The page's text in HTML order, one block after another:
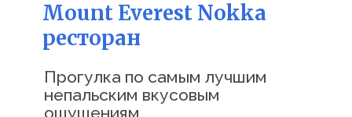
Mount Everest Nokka
ресторан
Прогулка по самым лучшим
непальским вкусовым
ощущениям